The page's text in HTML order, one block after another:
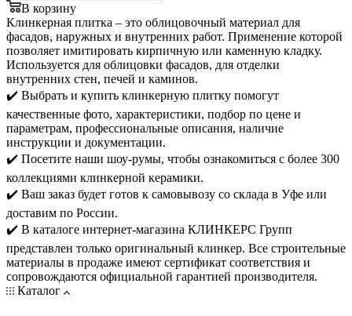
В корзину
Клинкерная плитка – это облицовочный материал для
фасадов, наружных и внутренних работ. Применение которой
позволяет имитировать кирпичную или каменную кладку.
Используется для облицовки фасадов, для отделки
внутренних стен, печей и каминов.
✔️ Выбрать и купить клинкерную плитку помогут
качественные фото, характеристики, подбор по цене и
параметрам, профессиональные описания, наличие
инструкции и документации.
✔️ Посетите наши шоу-румы, чтобы ознакомиться с более 300
коллекциями клинкерной керамики.
✔️ Ваш заказ будет готов к самовывозу со склада в Уфе или
доставим по России.
✔️ В каталоге интернет-магазина КЛИНКЕРС Групп
представлен только оригинальный клинкер. Все строительные
материалы в продаже имеют сертификат соответствия и
сопровождаются официальной гарантией производителя.
Каталог